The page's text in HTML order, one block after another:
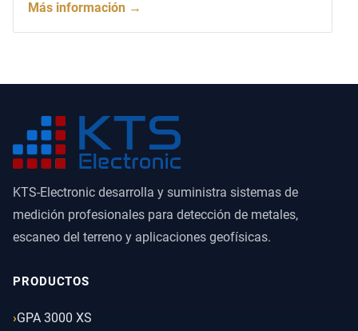
Más información →
KTS-Electronic desarrolla y suministra sistemas de
medición profesionales para detección de metales,
escaneo del terreno y aplicaciones geofísicas.
PRODUCTOS
GPA 3000 XS